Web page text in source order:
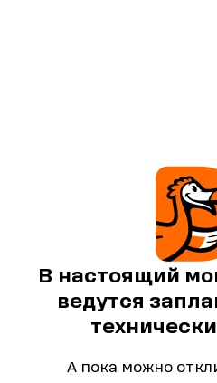
В настоящий
ведутся
А пока можно